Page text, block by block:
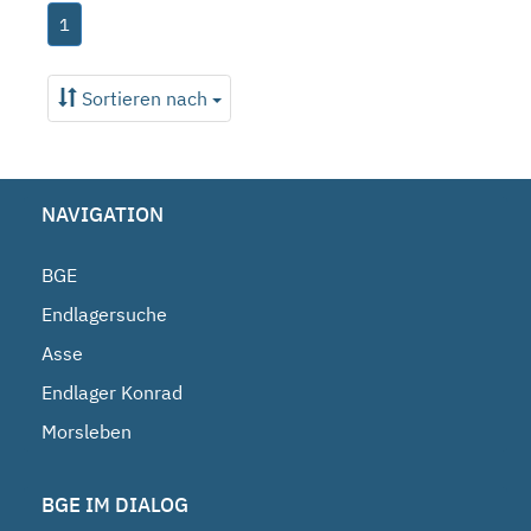
1
Sortieren nach
NAVIGATION
BGE
Endlagersuche
Asse
Endlager Konrad
Morsleben
BGE IM DIALOG